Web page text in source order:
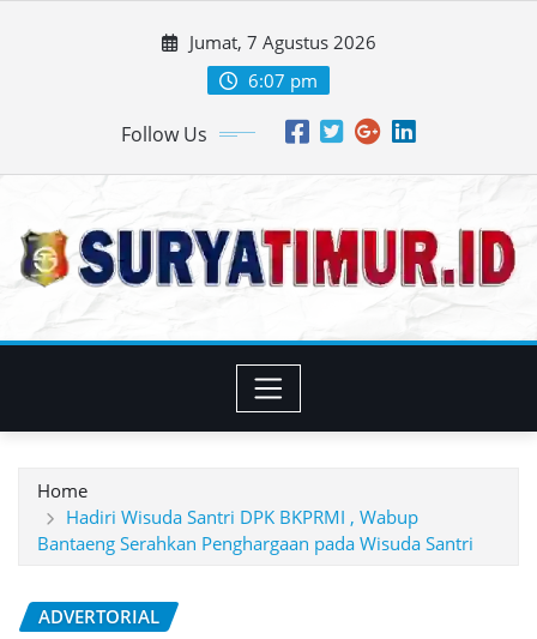
Jumat, 7 Agustus 2026
6:07 pm
Follow Us
Home
Hadiri Wisuda Santri DPK BKPRMI , Wabup
Bantaeng Serahkan Penghargaan pada Wisuda Santri
ADVERTORIAL